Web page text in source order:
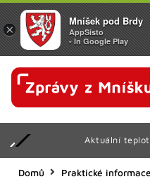
Aktuální
Domů
Praktické informace
×
Mníšek pod Brdy
AppSisto
- In Google Play